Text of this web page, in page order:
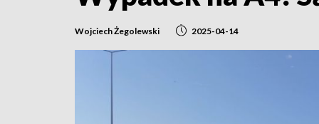
Wojciech Żegolewski 2025-04-14